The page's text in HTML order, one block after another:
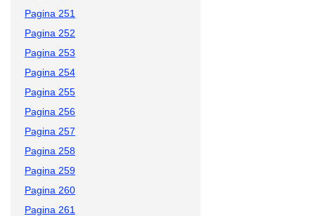
Pagina 251
Pagina 252
Pagina 253
Pagina 254
Pagina 255
Pagina 256
Pagina 257
Pagina 258
Pagina 259
Pagina 260
Pagina 261